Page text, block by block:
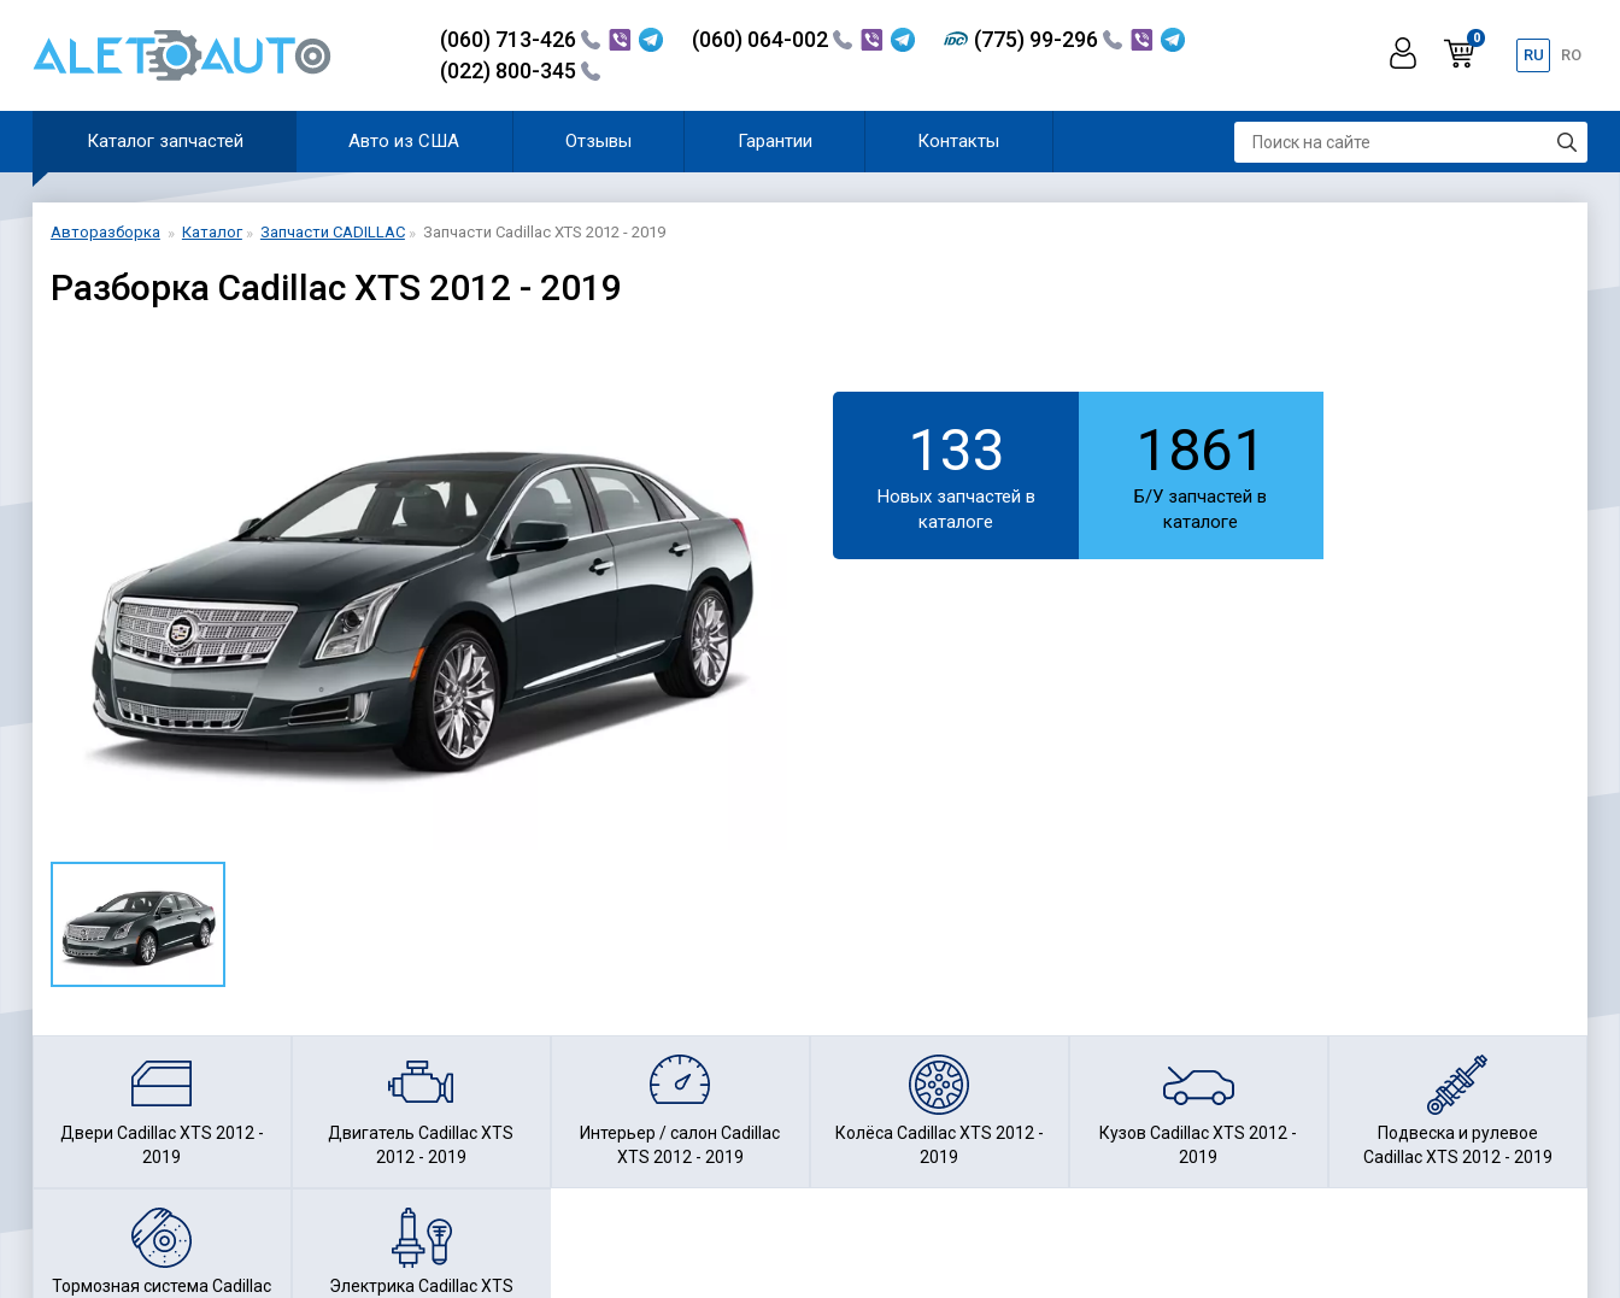
(060) 713-426 (060) 064-002
(775) 99-296
(022) 800-345
0
RU RO
Каталог запчастей Авто из США Отзывы Гарантии Контакты
Авторазборка Каталог Запчасти CADILLAC Запчасти Cadillac XTS 2012 - 2019
Разборка Cadillac XTS 2012 - 2019
133
Новых запчастей в
каталоге
1861
Б/У запчастей в
каталоге
Двери Cadillac XTS 2012 -
2019
Двигатель Cadillac XTS
2012 - 2019
Интерьер / салон Cadillac
XTS 2012 - 2019
Колёса Cadillac XTS 2012 -
2019
Кузов Cadillac XTS 2012 -
2019
Подвеска и рулевое
Cadillac XTS 2012 - 2019
Тормозная система Cadillac
Электрика Cadillac XTS